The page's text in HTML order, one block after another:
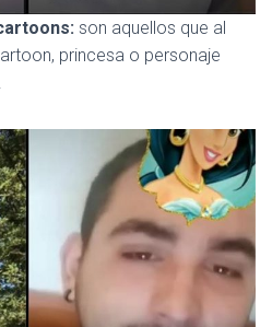
son aquellos que al
princesa o personaje